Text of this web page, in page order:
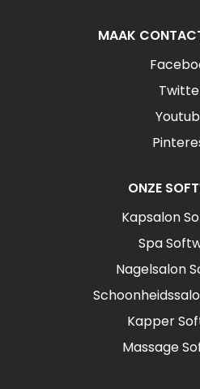
MAAK
ONZE
Kapsalon
Spa
Nagelsalon
Kapper
Massage